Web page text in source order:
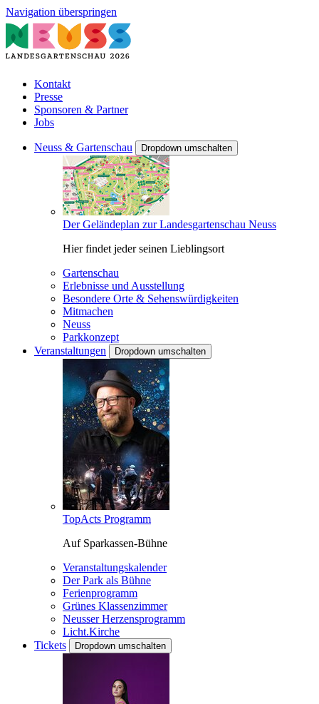
Navigation überspringen
Kontakt
Presse
Sponsoren & Partner
Jobs
Neuss & Gartenschau Dropdown umschalten
Der Geländeplan zur Landesgartenschau Neuss
Hier findet jeder seinen Lieblingsort
Gartenschau
Erlebnisse und Ausstellung
Besondere Orte & Sehenswürdigkeiten
Mitmachen
Neuss
Parkkonzept
Veranstaltungen
Dropdown umschalten
TopActs Programm
Auf Sparkassen-Bühne
Veranstaltungskalender
Der Park als Bühne
Ferienprogramm
Grünes Klassenzimmer
Neusser Herzensprogramm
Licht.Kirche
Tickets
Dropdown umschalten